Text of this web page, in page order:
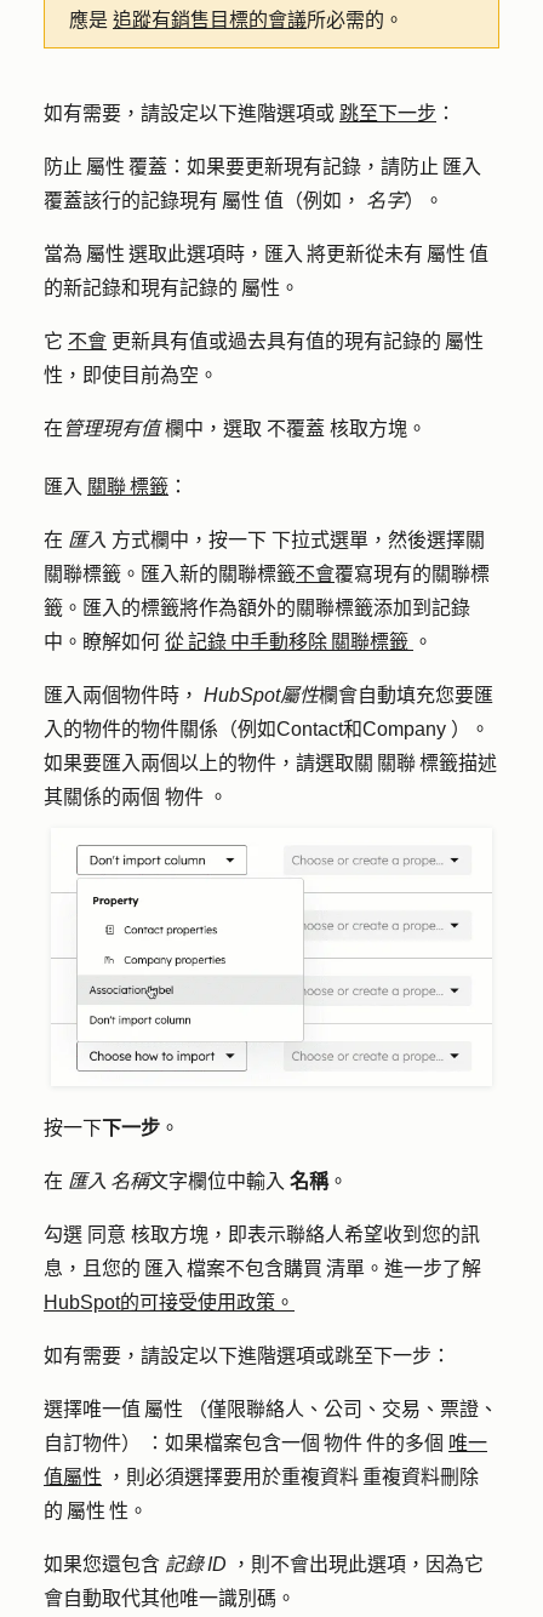
應是 追蹤有銷售目標的會議所必需的。
如有需要，請設定以下進階選項或 跳至下一步 ：
防止 屬性 覆蓋 ：如果要更新現有記錄，請防止 匯入
覆蓋該行的記錄現有 屬性 值（例如， 名字）。
當為 屬性 選取此選項時，匯入 將更新從未有 屬性 值
的新記錄和現有記錄的 屬性。
它 不會 更新具有值或過去具有值的現有記錄的 屬性
性，即使目前為空。
在 管理現有值欄中，選取 不覆蓋 核取方塊。
匯入 關聯 標籤 ：
在 匯入 方式欄中， 按一下 下拉式選單 ， 然後選擇關
關聯標籤 。匯入新的關聯標籤不會覆寫現有的關聯標
籤。匯入的標籤將作為額外的關聯標籤添加到記錄
中。瞭解如何 從 記錄 中手動移除 關聯標籤 。
匯入兩個物件時， HubSpot屬性欄會自動填充您要匯
入的物件的物件關係（例如Contact和Company ）。
如果要匯入兩個以上的物件，請選取關 關聯 標籤描述
其關係的兩個 物件 。
按一下下一步 。
在 匯入 名稱文字欄位中輸入 名稱。
勾選 同意 核取方塊，即表示聯絡人希望收到您的訊
息，且您的 匯入 檔案不包含購買 清單。進一步了解
HubSpot的可接受使用政策。
如有需要，請設定以下進階選項或跳至下一步：
選擇唯一值 屬性 （僅限聯絡人、公司、交易、票證、
自訂物件）
：如果檔案包含一個 物件 件的多個 唯一
值屬性 ，則必須選擇要用於重複資料 重複資料刪除
的 屬性 性。
如果您還包含 記錄 ID ，則不會出現此選項，因為它
會自動取代其他唯一識別碼。